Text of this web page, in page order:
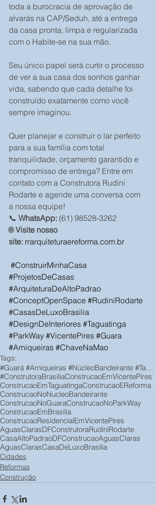
toda a burocracia de aprovação de
alvarás na CAP/Seduh, até a entrega
da casa pronta, limpa e regularizada
com o Habite-se na sua mão.
Seu único papel será curtir o processo
de ver a sua casa dos sonhos ganhar
vida, sabendo que cada detalhe foi
construído exatamente como você
sempre imaginou.
Quer planejar e construir o lar perfeito
para a sua família com total
tranquilidade, orçamento garantido e
compromisso de entrega? Entre em
contato com a Construtora Rudini
Rodarte e agende uma conversa com
a nossa equipe!
📞 WhatsApp: (61) 98528-3262
🌐 Visite nosso
site: rrarquiteturaereforma.com.br
#ConstruirMinhaCasa
#ProjetosDeCasas
#ArquiteturaDeAltoPadrao
#ConceptOpenSpace #RudiniRodarte
#CasasDeLuxoBrasilia
#DesignDeInteriores #Taguatinga
#ParkWay #VicentePires #Guara
#Arniqueiras #ChaveNaMao
Tags:
#Guará #Arniqueiras #NúcleoBandeirante #Taguatinga #VicentePires #ParkWay #JardimBotânico
#ConstrutoraBrasiliaConstrucaoEmVicentePires
ConstrucaoEmTaguatingaConstrucaoEReforma
ConstrucaoNoNucleoBandeirante
ConstrucaoNoGuaraConstrucaoNoParkWay
ConstrucaoEmBrasilia
ConstrucaoResidencialEmVicentePires
AguasClarasDFConstrutoraRudiniRodarte
CasaAltoPadraoDFConstrucaoAguasClaras
AguasClarasCasaDeLuxoBrasilia
Cidades
Reformas
Construção